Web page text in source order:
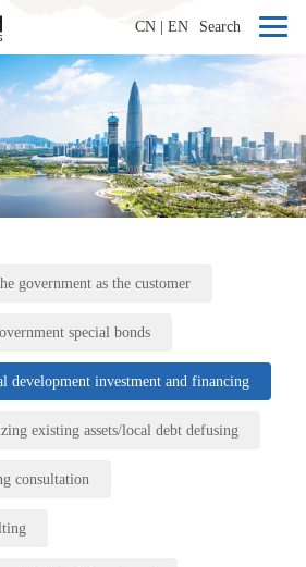
CN EN Search
government as the customer
special bonds
development investment and financing
existing assets/local debt defusing
consultation